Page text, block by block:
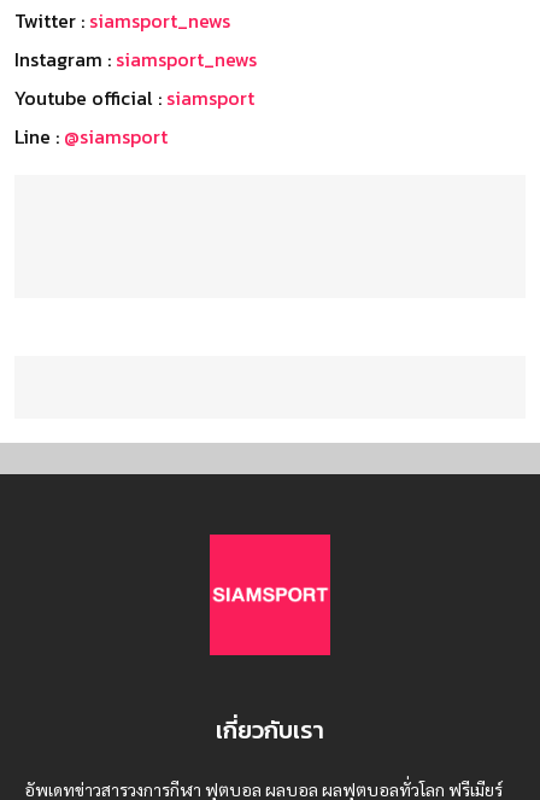
Twitter : siamsport_news
Instagram : siamsport_news
Youtube official : siamsport
Line : @siamsport
เกี่ยวกับเรา
อัพเดทข่าวสารวงการกีฬา ฟุตบอล ผลบอล ผลฟุตบอลทั่วโลก ฟรีเมียร์